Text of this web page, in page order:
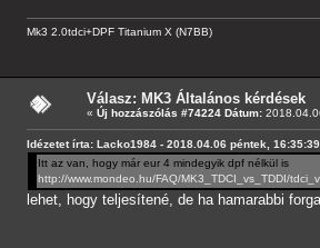
Mk3 2.0tdci+DPF Titanium X (N7BB)
Válasz: MK3 Általános kérdések
« Új hozzászólás #74224 Dátum:
Idézetet írta: Lacko1984 - 2018.04.06 péntek, 16:35:39
Itt az van, hogy már eur 4 mindegyik dpf nélkül is
http://www.mondeo.hu/FAQ/MK3_TDCI_vs_TDDI/
lehet, hogy teljesítené, de ha hamarabbi